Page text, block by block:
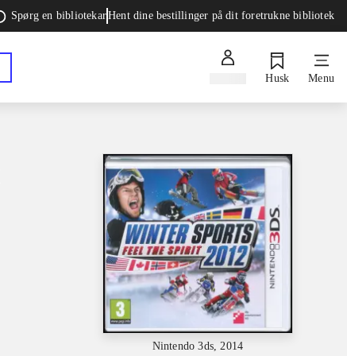
Spørg en bibliotekarHent dine bestillinger på dit foretrukne bibliotek
Husk Menu
Nintendo 3ds, 2014